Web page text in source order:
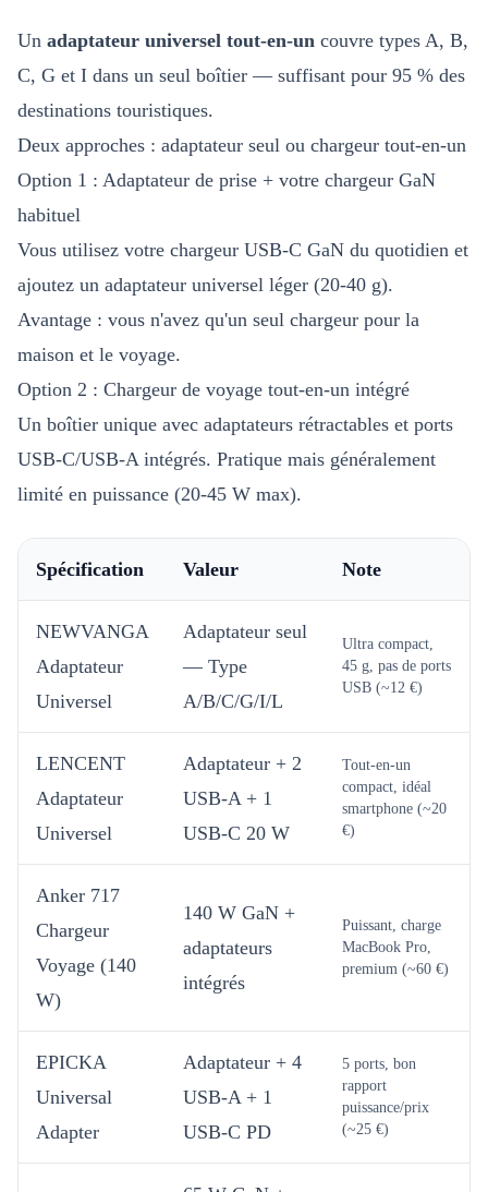
Un adaptateur universel tout-en-un couvre types A, B,
C, G et I dans un seul boîtier — suffisant pour 95 % des
destinations touristiques.
Deux approches : adaptateur seul ou chargeur tout-en-un
Option 1 : Adaptateur de prise + votre chargeur GaN
habituel
Vous utilisez votre chargeur USB-C GaN du quotidien et
ajoutez un adaptateur universel léger (20-40 g).
Avantage : vous n'avez qu'un seul chargeur pour la
maison et le voyage.
Option 2 : Chargeur de voyage tout-en-un intégré
Un boîtier unique avec adaptateurs rétractables et ports
USB-C/USB-A intégrés. Pratique mais généralement
limité en puissance (20-45 W max).
Spécification Valeur Note
NEWVANGA
Adaptateur
Universel
Adaptateur seul
— Type
A/B/C/G/I/L
Ultra compact,
45 g, pas de ports
USB (~12 €)
LENCENT
Adaptateur
Universel
Adaptateur + 2
USB-A + 1
USB-C 20 W
Tout-en-un
compact, idéal
smartphone (~20
€)
Anker 717
Chargeur
Voyage (140
W)
140 W GaN +
adaptateurs
intégrés
Puissant, charge
MacBook Pro,
premium (~60 €)
EPICKA
Universal
Adapter
Adaptateur + 4
USB-A + 1
USB-C PD
5 ports, bon
rapport
puissance/prix
(~25 €)